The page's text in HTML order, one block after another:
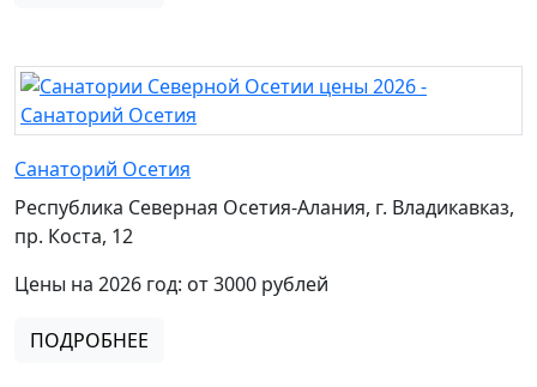
Санаторий Осетия
Республика Северная Осетия-Алания, г. Владикавказ,
пр. Коста, 12
Цены на 2026 год: от 3000 рублей
ПОДРОБНЕЕ